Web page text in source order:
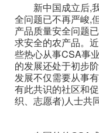
新中国成立后,我
全问题已不再严峻,
产品质量安全问题
求安全的农产品。
些热心从事CSA事
的发展还处于初步
发展不仅需要从事
有此共识的社区和
织、志愿者)人士共